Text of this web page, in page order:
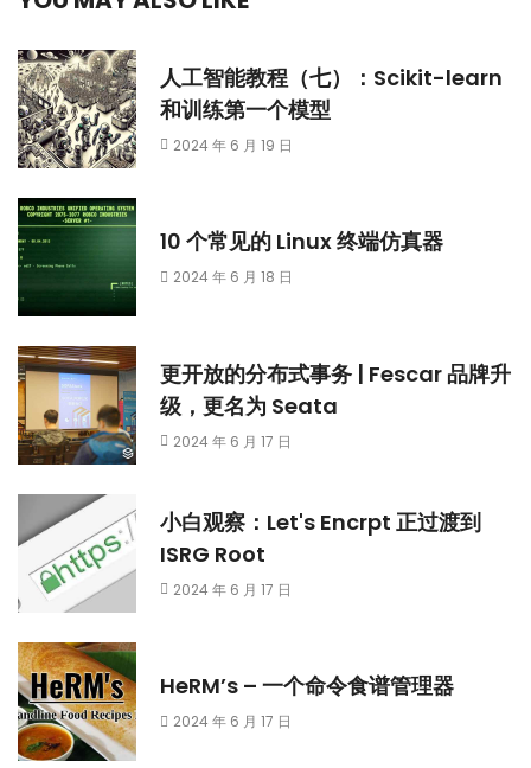
人工智能教程（七）：Scikit-learn
和训练第一个模型
2024 年 6 月 19 日
10 个常见的 Linux 终端仿真器
2024 年 6 月 18 日
更开放的分布式事务 | Fescar 品牌升
级，更名为 Seata
2024 年 6 月 17 日
小白观察：Let's Encrpt 正过渡到
ISRG Root
2024 年 6 月 17 日
HeRM’s – 一个命令食谱管理器
2024 年 6 月 17 日